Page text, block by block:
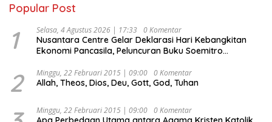
Popular Post
1 Selasa, 4 Agustus 2026 | 17:33 0 Komentar
Nusantara Centre Gelar Deklarasi Hari Kebangkitan
Ekonomi Pancasila, Peluncuran Buku Soemitro
Ekonomi Politik Indonesia) & Simposium Nasional
“Urgensi Undang-Undang Perekonomian Nasional dan
Indonesia Emas 2045”,
2 Minggu, 22 Februari 2015 | 09:00 0 Komentar
Allah, Theos, Dios, Deu, Gott, God, Tuhan
Minggu, 22 Februari 2015 | 09:00 0 Komentar